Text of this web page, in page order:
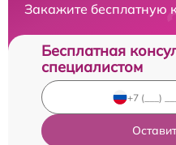
Закажите бесплатную
Бесплатная
специалистом